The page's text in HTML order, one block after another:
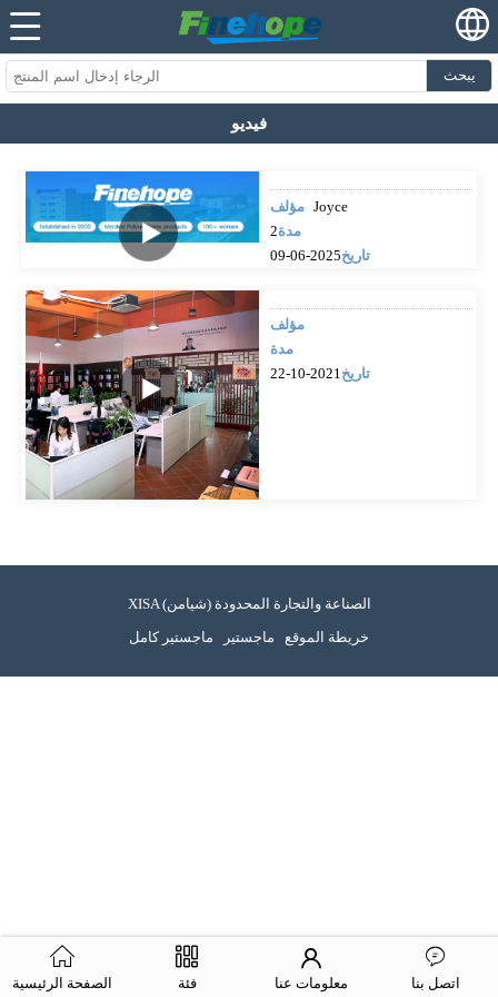
يبحث
فيديو
مؤلف Joyce
مدة2
تاريخ2025-06-09
مؤلف
مدة
تاريخ2021-10-22
XISA (شيامن) الصناعة والتجارة المحدودة
خريطة الموقع ماجستير ماجستير كامل
الصفحة الرئيسية فئة معلومات عنا اتصل بنا